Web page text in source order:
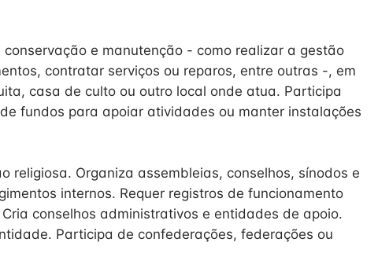
e manutenção - como realizar a gestão
contratar serviços ou reparos, entre outras -, em
casa de culto ou outro local onde atua. Participa
fundos para apoiar atividades ou manter instalações
religiosa. Organiza assembleias, conselhos, sínodos e
internos. Requer registros de funcionamento
conselhos administrativos e entidades de apoio.
Participa de confederações, federações ou